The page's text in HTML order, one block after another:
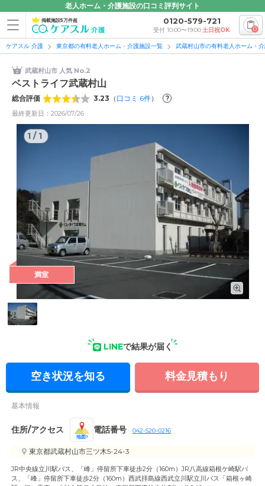
老人ホーム・介護施設の口コミ評判サイト
掲載施設5万件超 0120-579-721
受付 10:00〜19:00土日祝OK 0
ケアスル 介護 東京都の有料老人ホーム・介護施設一覧 武蔵村山市の有料老人ホーム・
武蔵村山市 人気 No.2
ベストライフ武蔵村山
総合評価 3.23 （ 口コミ 6件） ?
最終更新日：2026/07/26
1 / 1
外観: 武蔵村山市三ツ木の住宅型有料老人ホーム。全48室の居
室は、プライバシーに配慮した個室でご用意しています。
満室
LINEで結果が届く
空き状況を知る 料金見積もり
基本情報
住所/アクセス
地図
電話番号 042-520-0216
東京都武蔵村山市三ツ木5-24-3
JR中央線立川駅バス、「峰」停留所下車徒歩2分（160m）JR八高線箱根ケ崎駅バ
ス、「峰」停留所下車徒歩2分（160m）西武拝島線西武立川駅立川バス「箱根ヶ崎